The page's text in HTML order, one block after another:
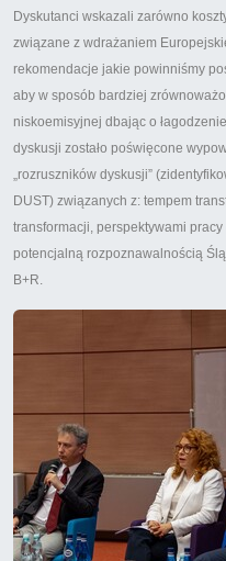
Dyskutanci wskazali zarówno
związane z wdrażaniem
rekomendacje jakie powinniśmy
aby w sposób bardziej
niskoemisyjnej dbając o
dyskusji zostało poświęcone
„rozruszników dyskusji”
DUST) związanych z: tempem
transformacji, perspektywami
potencjalną rozpoznawalnością
B+R.